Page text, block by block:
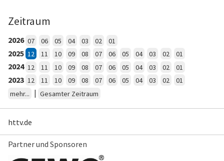
Zeitraum
2026 07 06 05 04 03 02 01
2025 12 11 10 09 08 07 06 05 04 03 02 01
2024 12 11 10 09 08 07 06 05 04 03 02 01
2023 12 11 10 09 08 07 06 05 04 03 02
01
mehr...
| Gesamter Zeitraum
httv.de
Partner und Sponsoren